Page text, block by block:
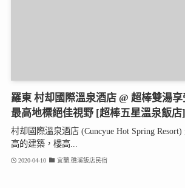
羅東 村却國際溫泉酒店 @ 超棒雙湯
最高地標絕佳視野 [超棒五星溫泉飯店]
村却國際溫泉酒店 (Cuncyue Hot Spring
高的建築，樓高...
2020-04-10 宜蘭.礁溪飯店民宿